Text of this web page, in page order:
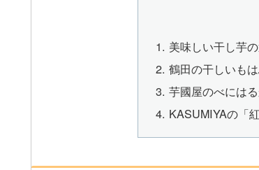
美味しい干し芋
鶴田の干しいも
芋國屋のべには
KASUMIYAの「